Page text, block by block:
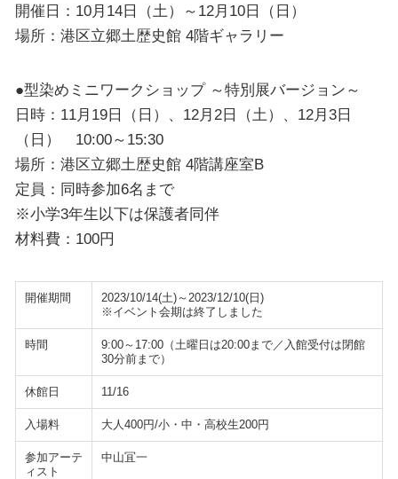
開催日：10月14日（土）～12月10日（日）
場所：港区立郷土歴史館 4階ギャラリー
●型染めミニワークショップ ～特別展バージョン～
日時：11月19日（日）、12月2日（土）、12月3日
（日） 10:00～15:30
場所：港区立郷土歴史館 4階講座室B
定員：同時参加6名まで
※小学3年生以下は保護者同伴
材料費：100円
開催期間
2023/10/14(土)～2023/12/10(日)
※イベント会期は終了しました
時間
9:00～17:00（土曜日は20:00まで／入館受付は閉館
30分前まで）
休館日 11/16
入場料 大人400円/小・中・高校生200円
参加アーテ
ィスト
中山冝一